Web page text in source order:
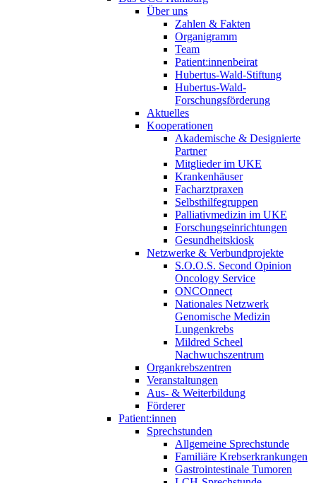
Über uns
Zahlen & Fakten
Organigramm
Team
Patient:innenbeirat
Hubertus-Wald-Stiftung
Hubertus-Wald-
Forschungsförderung
Aktuelles
Kooperationen
Akademische & Designierte
Partner
Mitglieder im UKE
Krankenhäuser
Facharztpraxen
Selbsthilfegruppen
Palliativmedizin im UKE
Forschungseinrichtungen
Gesundheitskiosk
Netzwerke & Verbundprojekte
S.O.O.S. Second Opinion
Oncology Service
ONCOnnect
Nationales Netzwerk
Genomische Medizin
Lungenkrebs
Mildred Scheel
Nachwuchszentrum
Organkrebszentren
Veranstaltungen
Aus- & Weiterbildung
Förderer
Patient:innen
Sprechstunden
Allgemeine Sprechstunde
Familiäre Krebserkrankungen
Gastrointestinale Tumoren